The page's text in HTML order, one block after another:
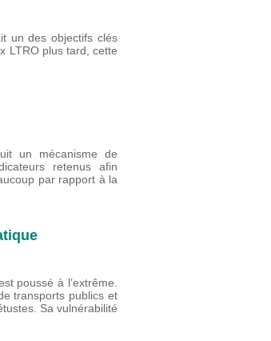
un des objectifs clés
LTRO plus tard, cette
un mécanisme de
retenus afin
par rapport à la
poussé à l’extrême.
transports publics et
Sa vulnérabilité